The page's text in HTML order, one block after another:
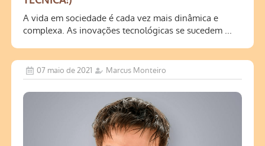
A vida em sociedade é cada vez mais dinâmica e
complexa. As inovações tecnológicas se sucedem ...
07 maio de 2021 Marcus Monteiro